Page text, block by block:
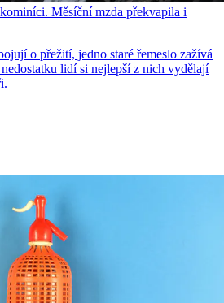
Měsíční mzda překvapila i
o přežití, jedno staré řemeslo zažívá
lidí si nejlepší z nich vydělají